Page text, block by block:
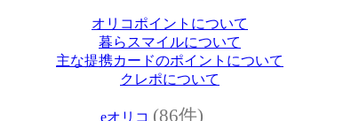
オリコポイントについて
暮らスマイルについて
主な提携カードのポイントについて
クレポについて
eオリコ (86件)